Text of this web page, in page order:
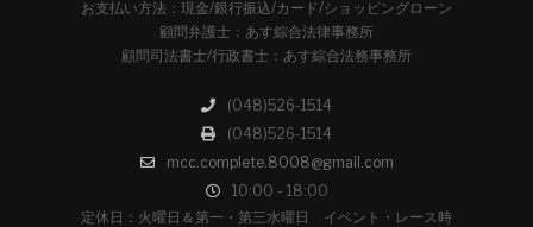
お支払い方法：現金/銀行振込/カード/ショッピングローン
顧問弁護士：あす綜合法律事務所
顧問司法書士/行政書士：あす綜合法務事務所
(048)526-1514
(048)526-1514
mcc.complete.8008@gmail.com
10:00 - 18:00
定休日：火曜日＆第一・第三水曜日 イベント・レース時